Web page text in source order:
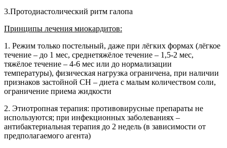
3.Протодиастолический ритм галопа
Принципы лечения миокардитов:
1. Режим только постельный, даже при лёгких формах (лёгкое
течение – до 1 мес, среднетяжёлое течение – 1,5-2 мес,
тяжёлое течение – 4-6 мес или до нормализации
температуры), физическая нагрузка ограничена, при наличии
признаков застойной СН – диета с малым количеством соли,
ограничение приема жидкости
2. Этиотропная терапия: противовирусные препараты не
используются; при инфекционных заболеваниях –
антибактериальная терапия до 2 недель (в зависимости от
предполагаемого агента)